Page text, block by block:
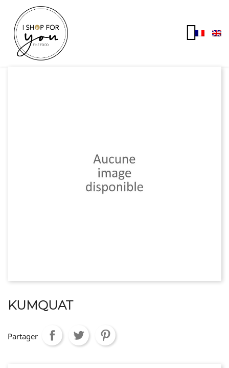
KUMQUAT
Partager